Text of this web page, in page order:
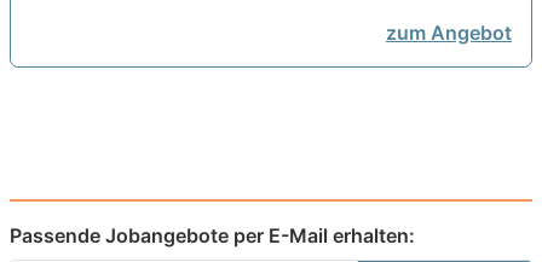
zum Angebot
Passende Jobangebote per E-Mail erhalten: